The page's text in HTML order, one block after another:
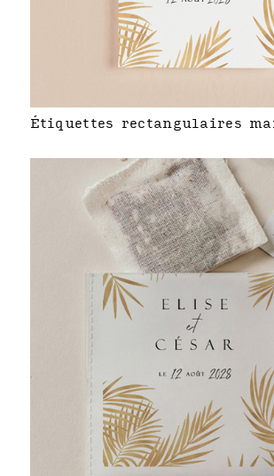
Étiquettes rectangulaires